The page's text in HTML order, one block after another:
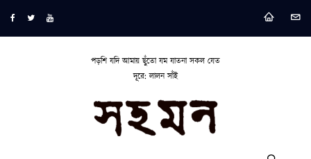
পড়শি যদি আমায় ছুঁতো যম যাতনা সকল যেত
দূরে: লালন সাঁই